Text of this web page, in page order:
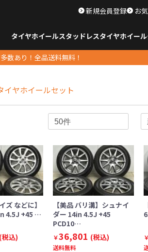
新規会員登録 お
タイヤホイールスタッドレスタイヤホイール
数あり！全品送料無料！
イヤホイールセット
ズ などに】
4.5J +45 …
(税込)
【美品 バリ溝】シュナイ
ダー 14in 4.5J +45
PCD10…
￥36,801 (税込)
送料無料
￥